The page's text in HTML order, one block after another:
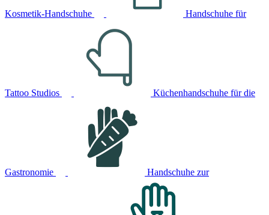
Kosmetik-Handschuhe Handschuhe für
Tattoo Studios Küchenhandschuhe für die
Gastronomie Handschuhe zur